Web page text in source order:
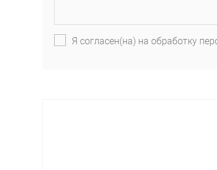
Я согласен(на) на обработку